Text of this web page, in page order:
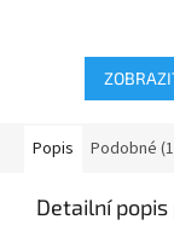
Popis Podobné
Detailní